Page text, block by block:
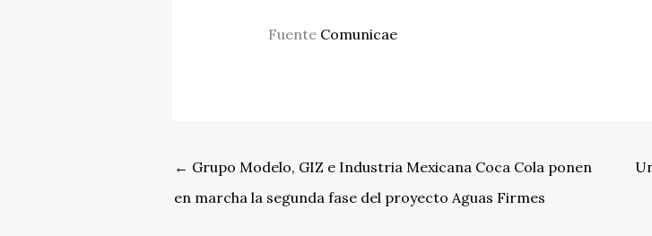
Fuente Comunicae
← Grupo Modelo, GIZ e Industria Mexicana Coca Cola ponen
en marcha la segunda fase del proyecto Aguas Firmes